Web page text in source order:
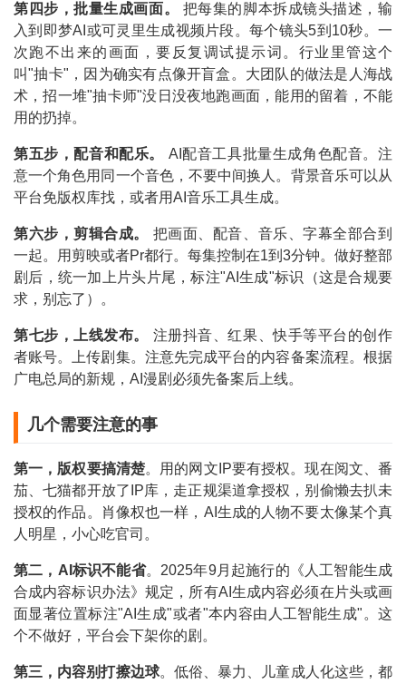
第四步，批量生成画面。
把每集的脚本拆成镜头描述，输
入到即梦AI或可灵里生成视频片段。每个镜头5到10秒。一
次跑不出来的画面，要反复调试提示词。行业里管这个
叫"抽卡"，因为确实有点像开盲盒。大团队的做法是人海战
术，招一堆"抽卡师"没日没夜地跑画面，能用的留着，不能
用的扔掉。
第五步，配音和配乐。
AI配音工具批量生成角色配音。注
意一个角色用同一个音色，不要中间换人。背景音乐可以从
平台免版权库找，或者用AI音乐工具生成。
第六步，剪辑合成。
把画面、配音、音乐、字幕全部合到
一起。用剪映或者Pr都行。每集控制在1到3分钟。做好整部
剧后，统一加上片头片尾，标注"AI生成"标识（这是合规要
求，别忘了）。
第七步，上线发布。
注册抖音、红果、快手等平台的创作
者账号。上传剧集。注意先完成平台的内容备案流程。根据
广电总局的新规，AI漫剧必须先备案后上线。
几个需要注意的事
第一，版权要搞清楚。用的网文IP要有授权。现在阅文、番
茄、七猫都开放了IP库，走正规渠道拿授权，别偷懒去扒未
授权的作品。肖像权也一样，AI生成的人物不要太像某个真
人明星，小心吃官司。
第二，AI标识不能省。2025年9月起施行的《人工智能生成
合成内容标识办法》规定，所有AI生成内容必须在片头或画
面显著位置标注"AI生成"或者"本内容由人工智能生成"。这
个不做好，平台会下架你的剧。
第三，内容别打擦边球。低俗、暴力、儿童成人化这些，都